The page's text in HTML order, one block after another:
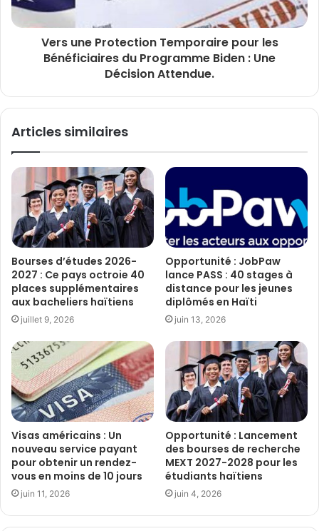
Vers une Protection Temporaire pour les
Bénéficiaires du Programme Biden : Une
Décision Attendue.
Articles similaires
Bourses d’études 2026-
2027 : Ce pays octroie 40
places supplémentaires
aux bacheliers haïtiens
juillet 9, 2026
Opportunité : JobPaw
lance PASS : 40 stages à
distance pour les jeunes
diplômés en Haïti
juin 13, 2026
Visas américains : Un
nouveau service payant
pour obtenir un rendez-
vous en moins de 10 jours
juin 11, 2026
Opportunité : Lancement
des bourses de recherche
MEXT 2027-2028 pour les
étudiants haïtiens
juin 4, 2026